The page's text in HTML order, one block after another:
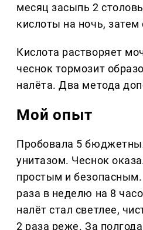
месяц засыпь 2
кислоты на ночь, затем
Кислота растворяет
чеснок тормозит
налёта. Два метода
Мой опыт
Пробовала 5
унитазом. Чеснок
простым и
раза в неделю на 8
налёт стал светлее,
2 раза реже. За